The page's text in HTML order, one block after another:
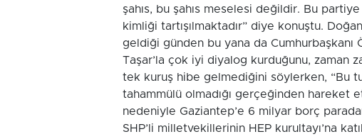
şahıs, bu şahıs meselesi değildir. Bu
kimliği tartışılmaktadır” diye konuştu.
geldiği günden bu yana da Cumhurbaşkanı
Taşar’la çok iyi diyalog kurduğunu, zaman
tek kuruş hibe gelmediğini söylerken, “Bu
tahammülü olmadığı gerçeğinden hareket
nedeniyle Gaziantep’e 6 milyar borç
SHP’li milletvekillerinin HEP kurultayı’na